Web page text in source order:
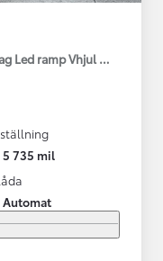
Led ramp Vhjul motorv
5 735 mil
Automat